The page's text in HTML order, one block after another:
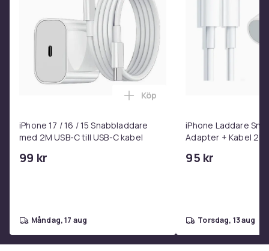
iPhone 17 / 16 / 15 Snabbladdare
med 2M USB-C till USB-C kabel
99 kr
Lägg till iPhone 17 / 16 / 15
Köp
måndag, 17 aug
iPhone Laddare
Adapter + Kabel
95 kr
torsdag, 13 aug